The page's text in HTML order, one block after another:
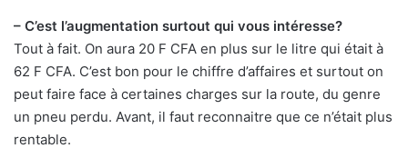
– C’est l’augmentation surtout qui vous intéresse?
Tout à fait. On aura 20 F CFA en plus sur le litre qui était à
62 F CFA. C’est bon pour le chiffre d’affaires et surtout on
peut faire face à certaines charges sur la route, du genre
un pneu perdu. Avant, il faut reconnaitre que ce n’était plus
rentable.